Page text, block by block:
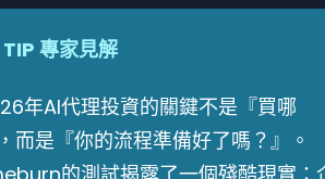
專家見解
年AI代理投資的關鍵不是『買哪
而是『你的流程準備好了嗎？』。